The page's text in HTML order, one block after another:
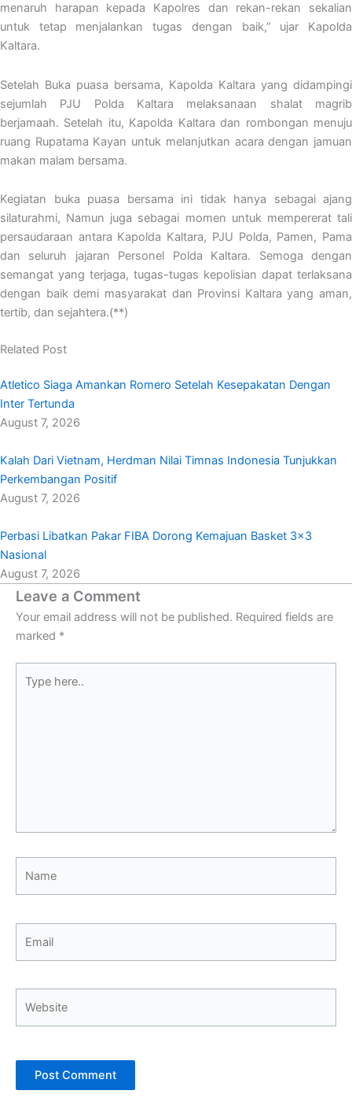
menaruh harapan kepada Kapolres dan rekan-rekan sekalian
untuk tetap menjalankan tugas dengan baik,” ujar Kapolda
Kaltara.
Setelah Buka puasa bersama, Kapolda Kaltara yang didampingi
sejumlah PJU Polda Kaltara melaksanaan shalat magrib
berjamaah. Setelah itu, Kapolda Kaltara dan rombongan menuju
ruang Rupatama Kayan untuk melanjutkan acara dengan jamuan
makan malam bersama.
Kegiatan buka puasa bersama ini tidak hanya sebagai ajang
silaturahmi, Namun juga sebagai momen untuk mempererat tali
persaudaraan antara Kapolda Kaltara, PJU Polda, Pamen, Pama
dan seluruh jajaran Personel Polda Kaltara. Semoga dengan
semangat yang terjaga, tugas-tugas kepolisian dapat terlaksana
dengan baik demi masyarakat dan Provinsi Kaltara yang aman,
tertib, dan sejahtera.(**)
Related Post
Atletico Siaga Amankan Romero Setelah Kesepakatan Dengan
Inter Tertunda
August 7, 2026
Kalah Dari Vietnam, Herdman Nilai Timnas Indonesia Tunjukkan
Perkembangan Positif
August 7, 2026
Perbasi Libatkan Pakar FIBA Dorong Kemajuan Basket 3×3
Nasional
August 7, 2026
Leave a Comment
Your email address will not be published. Required fields are
marked *
here..